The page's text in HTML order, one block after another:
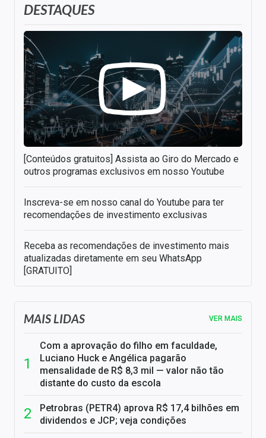
DESTAQUES
[Conteúdos gratuitos] Assista ao Giro do Mercado e
outros programas exclusivos em nosso Youtube
Inscreva-se em nosso canal do Youtube para ter
recomendações de investimento exclusivas
Receba as recomendações de investimento mais
atualizadas diretamente em seu WhatsApp
[GRATUITO]
MAIS LIDAS VER MAIS
Com a aprovação do filho em faculdade,
Luciano Huck e Angélica pagarão
mensalidade de R$ 8,3 mil — valor não tão
distante do custo da escola
Petrobras (PETR4) aprova R$ 17,4 bilhões em
dividendos e JCP; veja condições